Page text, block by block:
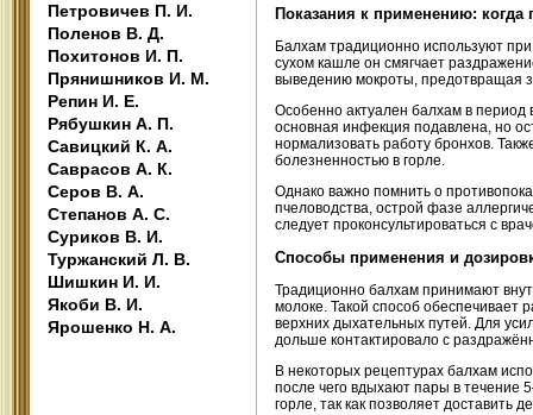
Петровичев П. И.
Поленов В. Д.
Похитонов И. П.
Прянишников И. М.
Репин И. Е.
Рябушкин А. П.
Савицкий К. А.
Саврасов А. К.
Серов В. А.
Степанов А. С.
Суриков В. И.
Туржанский Л. В.
Шишкин И. И.
Якоби В. И.
Ярошенко Н. А.
Показания к применению: когда
Балхам традиционно используют
сухом кашле он смягчает
выведению мокроты, предотвращая
Особенно актуален балхам в период
основная инфекция подавлена, но
нормализовать работу бронхов.
болезненностью в горле.
Однако важно помнить о
пчеловодства, острой фазе
следует проконсультироваться с
Способы применения и
Традиционно балхам принимают
молоке. Такой способ обеспечивает
верхних дыхательных путей. Для
дольше контактировало с
В некоторых рецептурах балхам
после чего вдыхают пары в течение
горле, так как позволяет доставить